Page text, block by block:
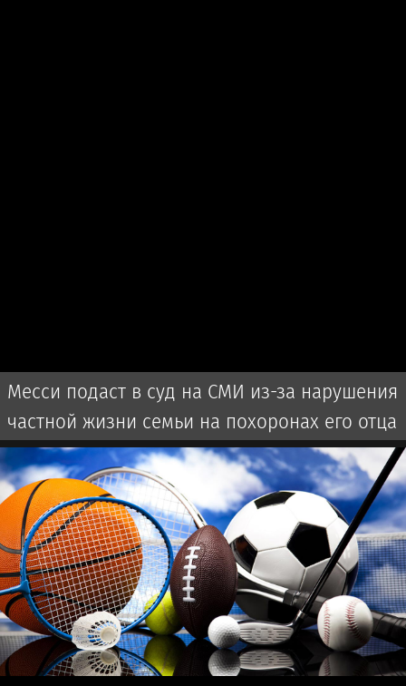
Месси подаст в суд на СМИ из-за нарушения
частной жизни семьи на похоронах его отца